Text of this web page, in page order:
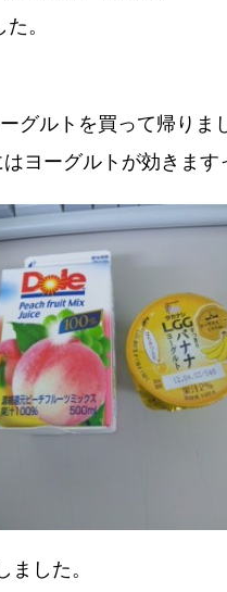
。
グルトを買って帰りま
ヨーグルトが効きます
ました。